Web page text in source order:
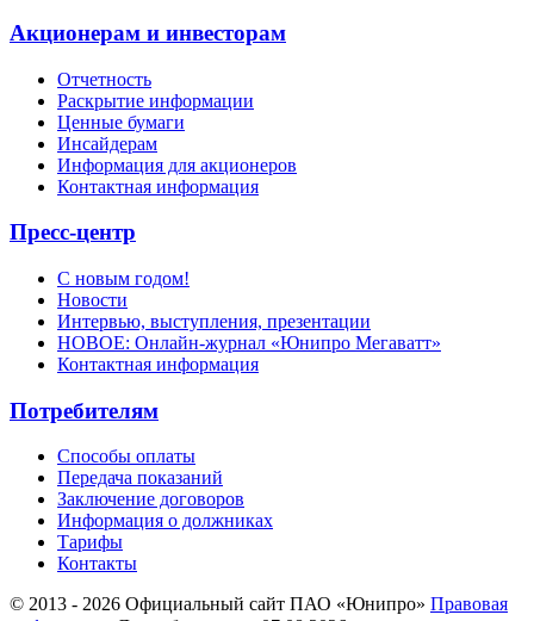
Акционерам и инвесторам
Отчетность
Раскрытие информации
Ценные бумаги
Инсайдерам
Информация для акционеров
Контактная информация
Пресс-центр
С новым годом!
Новости
Интервью, выступления, презентации
НОВОЕ: Онлайн-журнал «Юнипро Мегаватт»
Контактная информация
Потребителям
Способы оплаты
Передача показаний
Заключение договоров
Информация о должниках
Тарифы
Контакты
© 2013 - 2026 Официальный сайт ПАО «Юнипро» Правовая